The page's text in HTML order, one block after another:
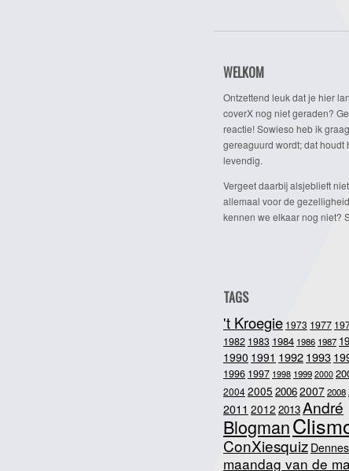
WELKOM
Ontzettend leuk dat je hier
coverX nog niet geraden?
reactie! Sowieso heb ik
gereaguurd wordt; dat houdt
levendig.
Vergeet daarbij alsjeblieft
allemaal voor de
kennen we elkaar nog niet?
TAGS
't Kroegie 1973 1977
1982 1983 1984 1986 1987
1990 1991 19921993
1996 1997 1998 1999 2000
20042005 200620072008
2011 2012 2013André
Blogman
ConXiesquiz Dennes
maandag van de